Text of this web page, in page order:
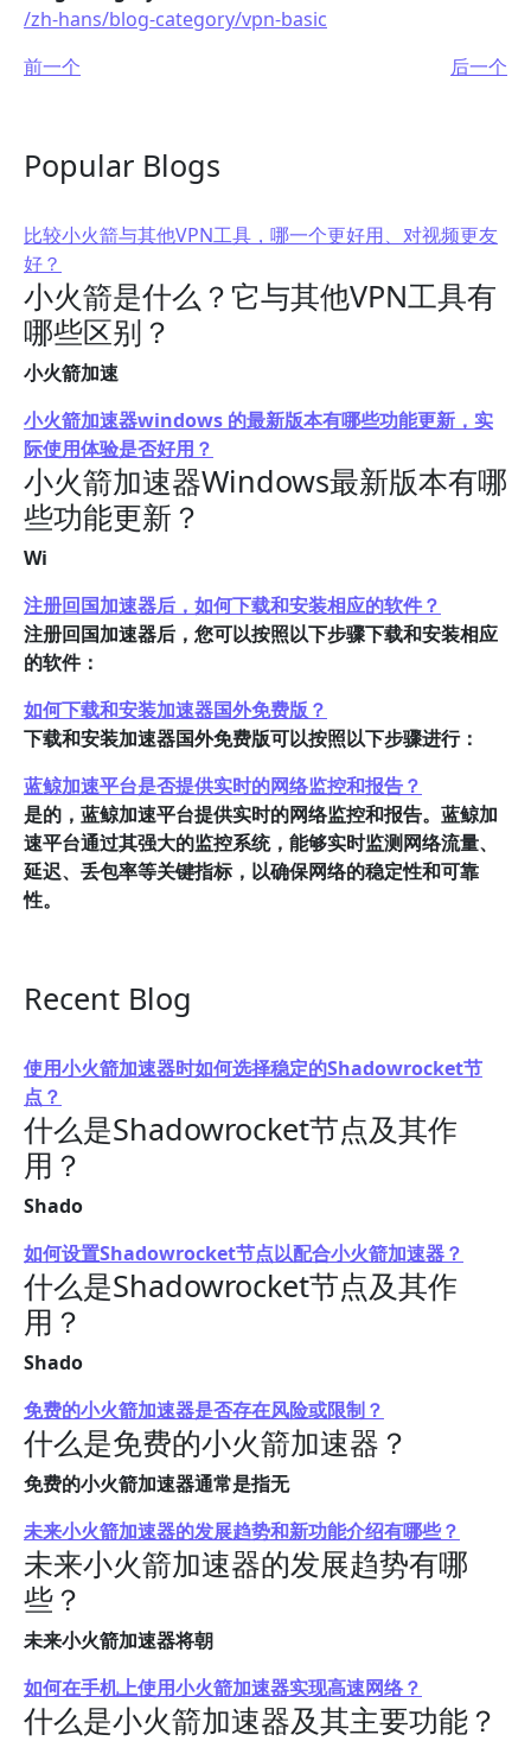
/zh-hans/blog-category/vpn-basic
前一个
后一个
Popular Blogs
比较小火箭与其他VPN工具，哪一个更好用、对视频更友
好？
小火箭是什么？它与其他VPN工具有
哪些区别？
小火箭加速
小火箭加速器windows 的最新版本有哪些功能更新，实
际使用体验是否好用？
小火箭加速器Windows最新版本有哪
些功能更新？
Wi
注册回国加速器后，如何下载和安装相应的软件？
注册回国加速器后，您可以按照以下步骤下载和安装相应
的软件：
如何下载和安装加速器国外免费版？
下载和安装加速器国外免费版可以按照以下步骤进行：
蓝鲸加速平台是否提供实时的网络监控和报告？
是的，蓝鲸加速平台提供实时的网络监控和报告。蓝鲸加
速平台通过其强大的监控系统，能够实时监测网络流量、
延迟、丢包率等关键指标，以确保网络的稳定性和可靠
性。
Recent Blog
使用小火箭加速器时如何选择稳定的Shadowrocket节
点？
什么是Shadowrocket节点及其作
用？
Shado
如何设置Shadowrocket节点以配合小火箭加速器？
什么是Shadowrocket节点及其作
用？
Shado
免费的小火箭加速器是否存在风险或限制？
什么是免费的小火箭加速器？
免费的小火箭加速器通常是指无
未来小火箭加速器的发展趋势和新功能介绍有哪些？
未来小火箭加速器的发展趋势有哪
些？
未来小火箭加速器将朝
如何在手机上使用小火箭加速器实现高速网络？
什么是小火箭加速器及其主要功能？